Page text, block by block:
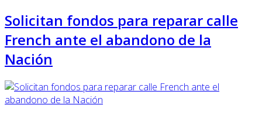
Solicitan fondos para reparar calle
French ante el abandono de la
Nación